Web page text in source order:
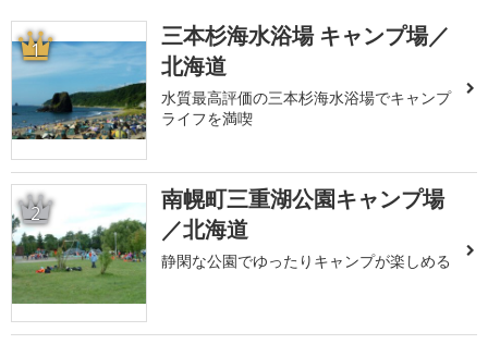
1
三本杉海水浴場 キャンプ場／
北海道
水質最高評価の三本杉海水浴場でキャンプ
ライフを満喫
2
南幌町三重湖公園キャンプ場
／北海道
静閑な公園でゆったりキャンプが楽しめる